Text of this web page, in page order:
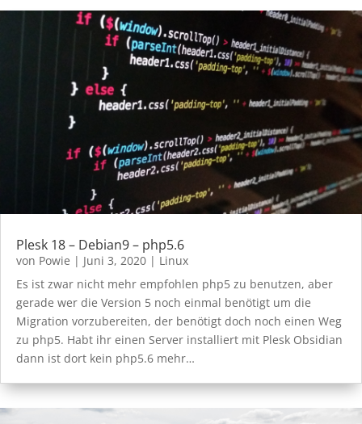
Plesk 18 – Debian9 – php5.6
von Powie | Juni 3, 2020 | Linux
Es ist zwar nicht mehr empfohlen php5 zu benutzen, aber
gerade wer die Version 5 noch einmal benötigt um die
Migration vorzubereiten, der benötigt doch noch einen Weg
zu php5. Habt ihr einen Server installiert mit Plesk Obsidian
dann ist dort kein php5.6 mehr…